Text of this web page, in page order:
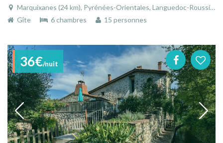
Marquixanes (24 km), Pyrénées-Orientales, Languedoc-Roussillon, Occitanie, France
Gîte
6 chambres 15 personnes
36€/nuit